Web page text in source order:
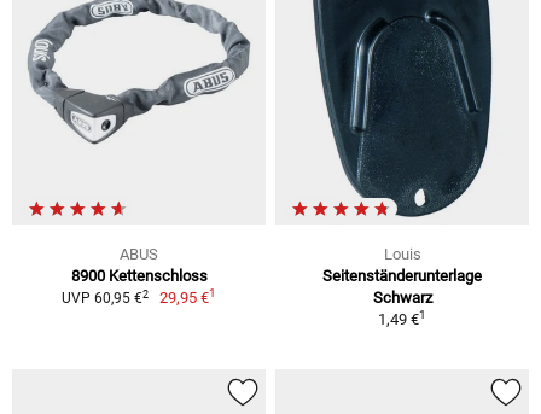
ABUS
8900 Kettenschloss
UVP 60,95 €2 29,95 €1
Louis
Seitenständerunterlage
Schwarz
1,49 €1